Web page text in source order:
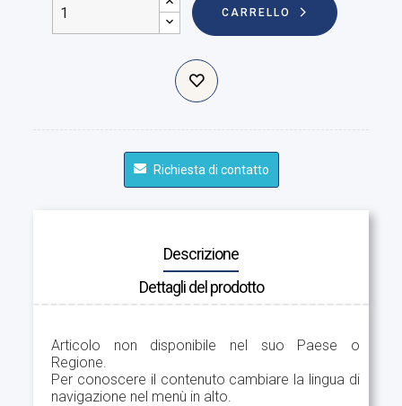
CARRELLO
Richiesta di contatto
Descrizione
Dettagli del prodotto
Articolo non disponibile nel suo Paese o
Regione.
Per conoscere il contenuto cambiare la lingua di
navigazione nel menù in alto.